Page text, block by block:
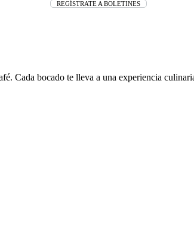
REGÍSTRATE A BOLETINES
Cada bocado te lleva a una experiencia